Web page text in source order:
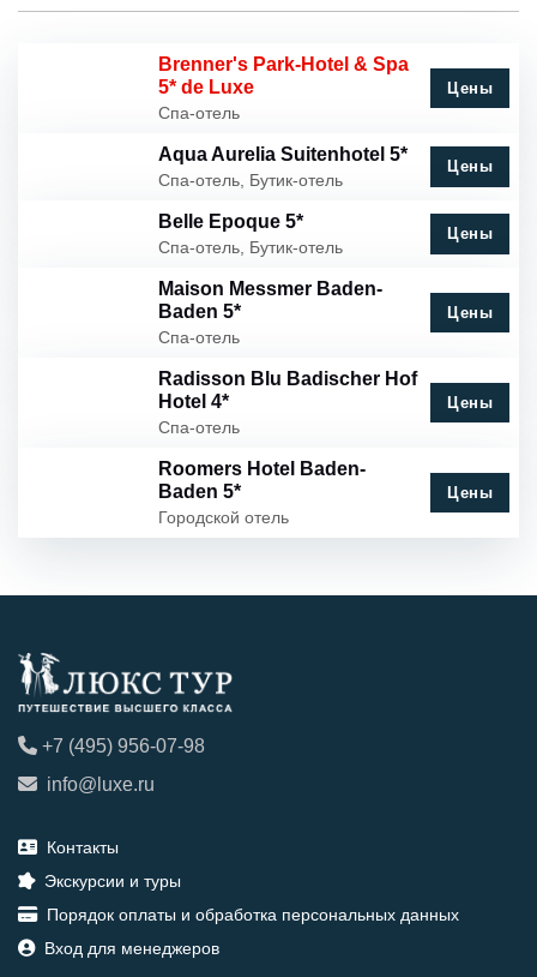
Brenner's Park-Hotel & Spa
5* de Luxe
Спа-отель
Цены
Aqua Aurelia Suitenhotel 5*
Спа-отель, Бутик-отель
Цены
Belle Epoque 5*
Спа-отель, Бутик-отель
Цены
Maison Messmer Baden-
Baden 5*
Спа-отель
Цены
Radisson Blu Badischer Hof
Hotel 4*
Спа-отель
Цены
Roomers Hotel Baden-
Baden 5*
Городской отель
Цены
+7 (495) 956-07-98
info@luxe.ru
Контакты
Экскурсии и туры
Порядок оплаты и обработка персональных данных
Вход для менеджеров